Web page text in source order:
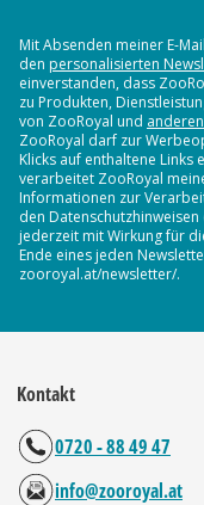
Mit Absenden meiner E-
den personalisierten
einverstanden, dass
zu Produkten,
von ZooRoyal und
ZooRoyal darf zur
Klicks auf enthaltene Links
verarbeitet ZooRoyal
Informationen zur
den
jederzeit mit Wirkung für
Ende eines jeden
zooroyal.at/newsletter/.
Kontakt
0720 - 88 49 47
info@zooroyal.at